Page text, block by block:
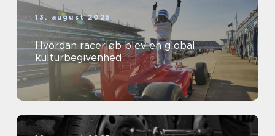
13. august 2025
Hvordan racerløb blev en global
kulturbegivenhed